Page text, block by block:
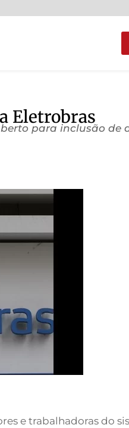
Eletrobras
para inclusão de
e trabalhadoras do